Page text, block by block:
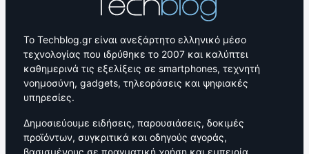
Το Techblog.gr είναι ανεξάρτητο ελληνικό μέσο
τεχνολογίας που ιδρύθηκε το 2007 και καλύπτει
καθημερινά τις εξελίξεις σε smartphones, τεχνητή
νοημοσύνη, gadgets, τηλεοράσεις και ψηφιακές
υπηρεσίες.
Δημοσιεύουμε ειδήσεις, παρουσιάσεις, δοκιμές
προϊόντων, συγκριτικά και οδηγούς αγοράς,
βασισμένους σε πραγματική χρήση και εμπειρία.